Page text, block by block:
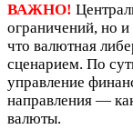
ВАЖНО!
ограничений, но
что валютная
сценарием. По
управление
направления —
валюты.